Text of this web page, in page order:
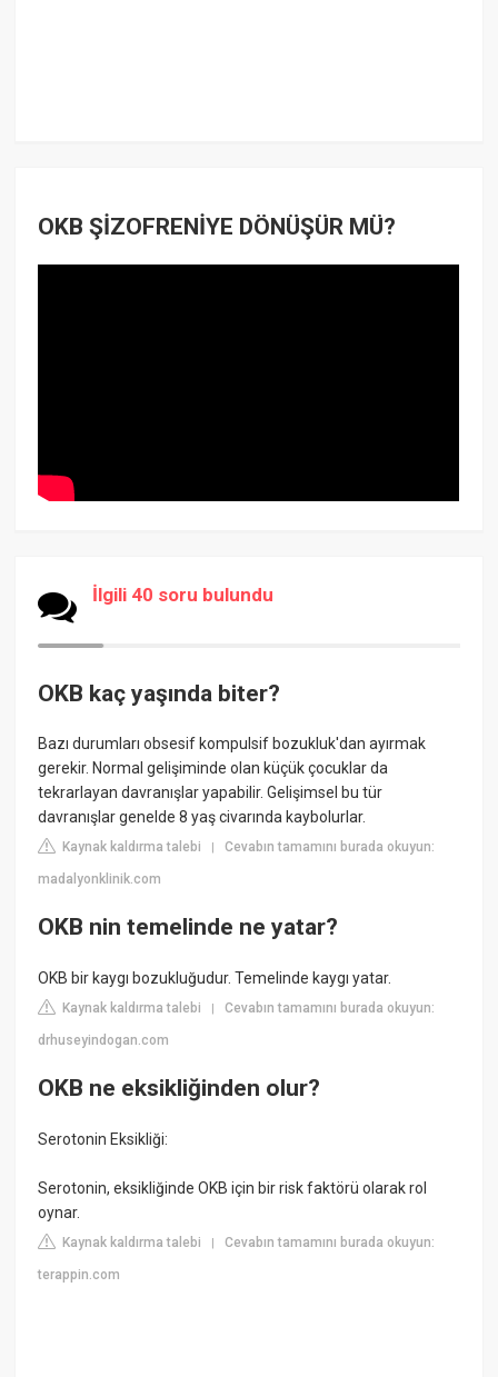
OKB ŞİZOFRENİYE DÖNÜŞÜR MÜ?
İlgili 40 soru bulundu
OKB kaç yaşında biter?
Bazı durumları obsesif kompulsif bozukluk'dan ayırmak
gerekir. Normal gelişiminde olan küçük çocuklar da
tekrarlayan davranışlar yapabilir. Gelişimsel bu tür
davranışlar genelde 8 yaş civarında kaybolurlar.
Kaynak kaldırma talebi |Cevabın tamamını burada okuyun:
madalyonklinik.com
OKB nin temelinde ne yatar?
OKB bir kaygı bozukluğudur. Temelinde kaygı yatar.
Kaynak kaldırma talebi |Cevabın tamamını burada okuyun:
drhuseyindogan.com
OKB ne eksikliğinden olur?
Serotonin Eksikliği:
Serotonin, eksikliğinde OKB için bir risk faktörü olarak rol
oynar.
Kaynak kaldırma talebi |Cevabın tamamını burada okuyun:
terappin.com